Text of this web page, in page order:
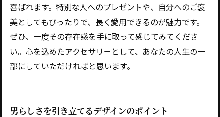
喜ばれます。特別な人へのプレゼントや、自分へのご褒
美としてもぴったりで、長く愛用できるのが魅力です。
ぜひ、一度その存在感を手に取って感じてみてくださ
い。心を込めたアクセサリーとして、あなたの人生の一
部にしていただければと思います。
男らしさを引き立てるデザインのポイント